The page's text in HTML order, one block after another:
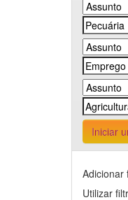
Iniciar
Adicionar
Utilizar